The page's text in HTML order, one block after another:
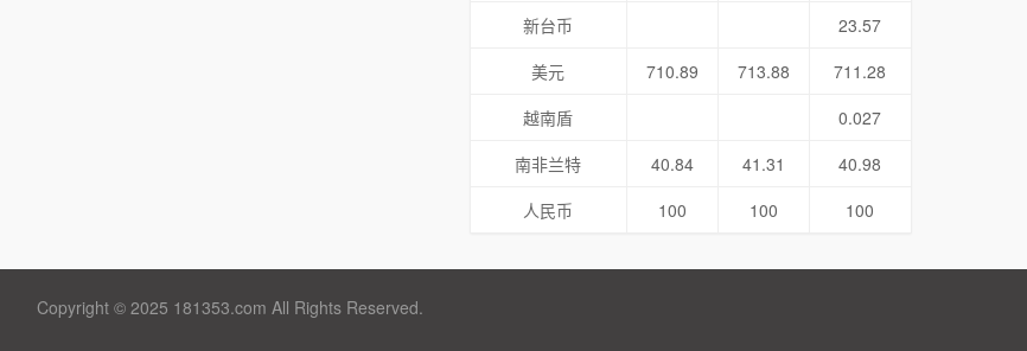
新台币
23.57
美元
710.89 713.88
711.28
越南盾
0.027
南非兰特
40.84 41.31
40.98
人民币
100 100 100
Copyright © 2025 181353.com All Rights Reserved.